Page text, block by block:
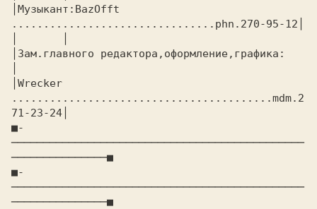
│Музыкант:BazOfft
................................phn.270-95-12│
│Зам.главного редактора,оформление,графика:
│Wrecker
.........................................mdm.2
71-23-24│
■-
──────────────────────────────────────────────
───────────────■
■-
──────────────────────────────────────────────
───────────────■